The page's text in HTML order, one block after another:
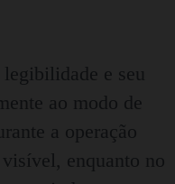
e seu
ao modo de
a operação
enquanto no